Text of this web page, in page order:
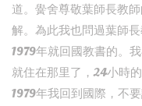
道。黌舍尊敬葉師長教
解。為此我也問過葉師
1979年就回國教書的。
就住在那里了，24小時
1979年我回到國際，不